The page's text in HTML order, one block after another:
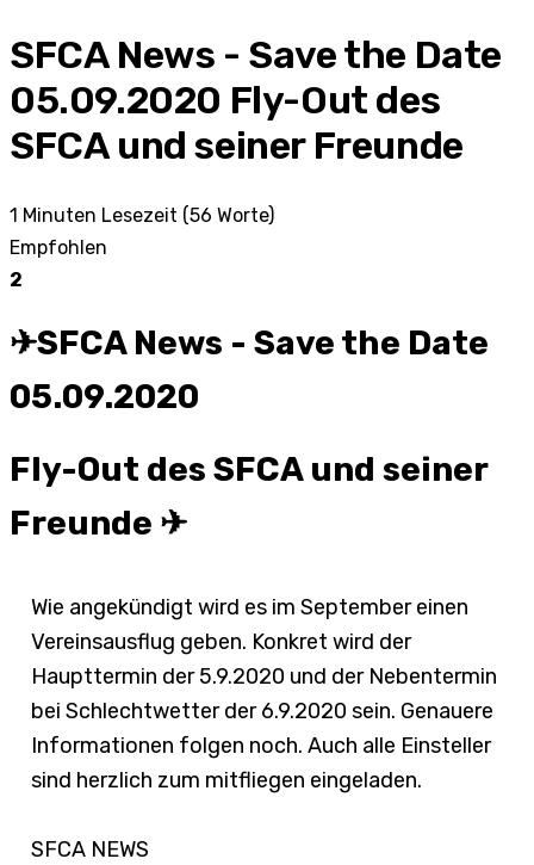
SFCA News - Save the Date
05.09.2020 Fly-Out des
SFCA und seiner Freunde
1 Minuten Lesezeit (56 Worte)
Empfohlen
2
✈SFCA News - Save the Date
05.09.2020
Fly-Out des SFCA und seiner
Freunde ✈
Wie angekündigt wird es im September einen
Vereinsausflug geben. Konkret wird der
Haupttermin der 5.9.2020 und der Nebentermin
bei Schlechtwetter der 6.9.2020 sein. Genauere
Informationen folgen noch. Auch alle Einsteller
sind herzlich zum mitfliegen eingeladen.
SFCA NEWS